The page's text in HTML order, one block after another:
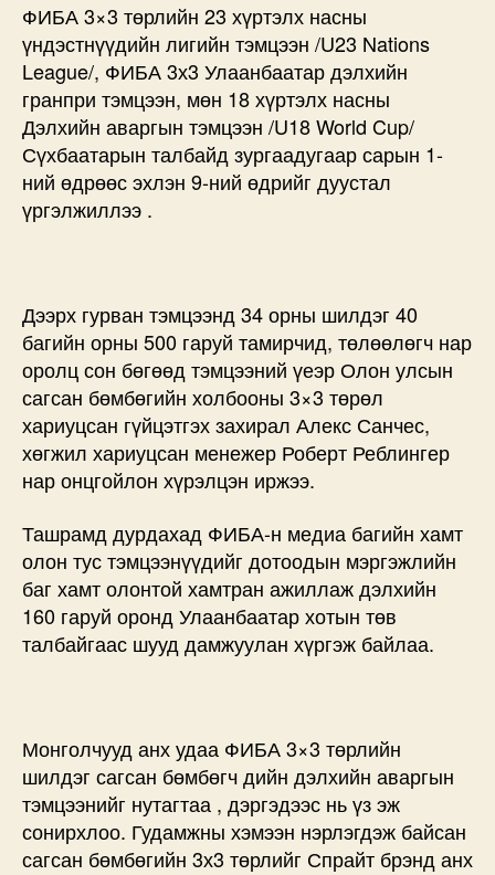
ФИБА 3×3 төрлийн 23 хүртэлх насны
үндэстнүүдийн лигийн тэмцээн /U23 Nations
League/, ФИБА 3х3 Улаанбаатар дэлхийн
гранпри тэмцээн, мөн 18 хүртэлх насны
Дэлхийн аваргын тэмцээн /U18 World Cup/
Сүхбаатарын талбайд зургаадугаар сарын 1-
ний өдрөөс эхлэн 9-ний өдрийг дуустал
үргэлжиллээ .
Дээрх гурван тэмцээнд 34 орны шилдэг 40
багийн орны 500 гаруй тамирчид, төлөөлөгч нар
оролц сон бөгөөд тэмцээний үеэр Олон улсын
сагсан бөмбөгийн холбооны 3×3 төрөл
хариуцсан гүйцэтгэх захирал Алекс Санчес,
хөгжил хариуцсан менежер Роберт Реблингер
нар онцгойлон хүрэлцэн иржээ.
Ташрамд дурдахад ФИБА-н медиа багийн хамт
олон тус тэмцээнүүдийг дотоодын мэргэжлийн
баг хамт олонтой хамтран ажиллаж дэлхийн
160 гаруй оронд Улаанбаатар хотын төв
талбайгаас шууд дамжуулан хүргэж байлаа.
Монголчууд анх удаа ФИБА 3×3 төрлийн
шилдэг сагсан бөмбөгч дийн дэлхийн аваргын
тэмцээнийг нутагтаа , дэргэдээс нь үз эж
сонирхлоо. Гудамжны хэмээн нэрлэгдэж байсан
сагсан бөмбөгийн 3х3 төрлийг Спрайт брэнд анх